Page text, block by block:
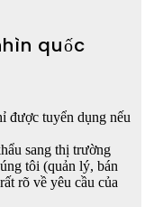
quốc
được tuyển dụng nếu
sang thị trường
tôi (quản lý, bán
rõ về yêu cầu của